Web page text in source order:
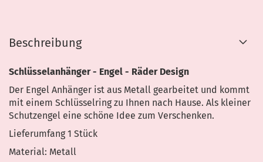
Beschreibung
Schlüsselanhänger - Engel - Räder Design
Der Engel Anhänger ist aus Metall gearbeitet und kommt
mit einem Schlüsselring zu Ihnen nach Hause. Als kleiner
Schutzengel eine schöne Idee zum Verschenken.
Lieferumfang 1 Stück
Material: Metall